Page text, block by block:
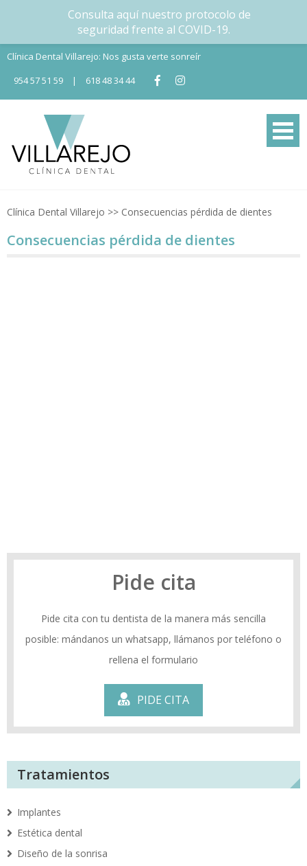
Skip
content
Clínica Dental Villarejo: Nos gusta verte sonreír
954 57 51 59
| 618 48 34 44
Clínica Dental Villarejo >> Consecuencias pérdida de dientes
Consecuencias pérdida de dientes
Pide cita
Pide cita con tu dentista de la manera más sencilla
posible: mándanos un whatsapp, llámanos por teléfono o
rellena el formulario
PIDE CITA
Tratamientos
Implantes
Estética dental
Diseño de la sonrisa
Consulta aquí nuestro protocolo de
seguridad frente al COVID-19.